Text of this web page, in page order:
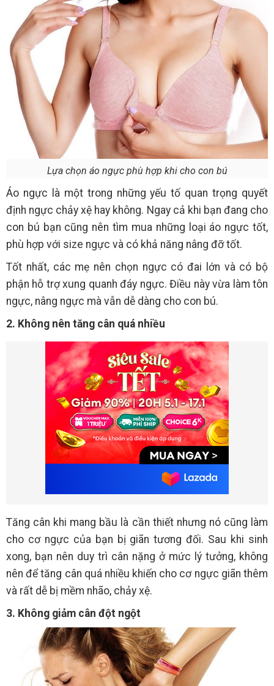
Lựa chọn áo ngực phù hợp khi cho con bú
Áo ngực là một trong những yếu tố quan trọng quyết
định ngực chảy xệ hay không. Ngay cả khi bạn đang cho
con bú bạn cũng nên tìm mua những loại áo ngực tốt,
phù hợp với size ngực và có khả năng nâng đỡ tốt.
Tốt nhất, các mẹ nên chọn ngực có đai lớn và có bộ
phận hỗ trợ xung quanh đáy ngực. Điều này vừa làm tôn
ngực, nâng ngực mà vẫn dễ dàng cho con bú.
2. Không nên tăng cân quá nhiều
Tăng cân khi mang bầu là cần thiết nhưng nó cũng làm
cho cơ ngực của bạn bị giãn tương đối. Sau khi sinh
xong, bạn nên duy trì cân nặng ở mức lý tưởng, không
nên để tăng cân quá nhiều khiến cho cơ ngực giãn thêm
và rất dễ bị mềm nhão, chảy xệ.
3. Không giảm cân đột ngột